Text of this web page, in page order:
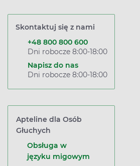
Skontaktuj się z nami
+48 800 800 600
Dni robocze 8:00-18:00
Napisz do nas
Dni robocze 8:00-18:00
Apteline dla Osób
Głuchych
Obsługa w
języku migowym